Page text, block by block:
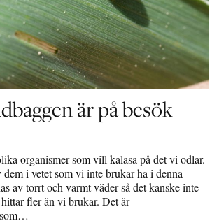
är på besök
organismer som vill kalasa på det vi odlar.
i vetet som vi inte brukar ha i denna
av torrt och varmt väder så det kanske inte
fler än vi brukar. Det är
som…